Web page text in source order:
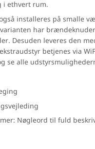
Hübsch
IB Laursen
I-Wood
Light-point
Marmoline
i ethvert rum.
installeres på smalle
har
Desuden leveres den
betjenes via
se alle
Nøgleord til fuld